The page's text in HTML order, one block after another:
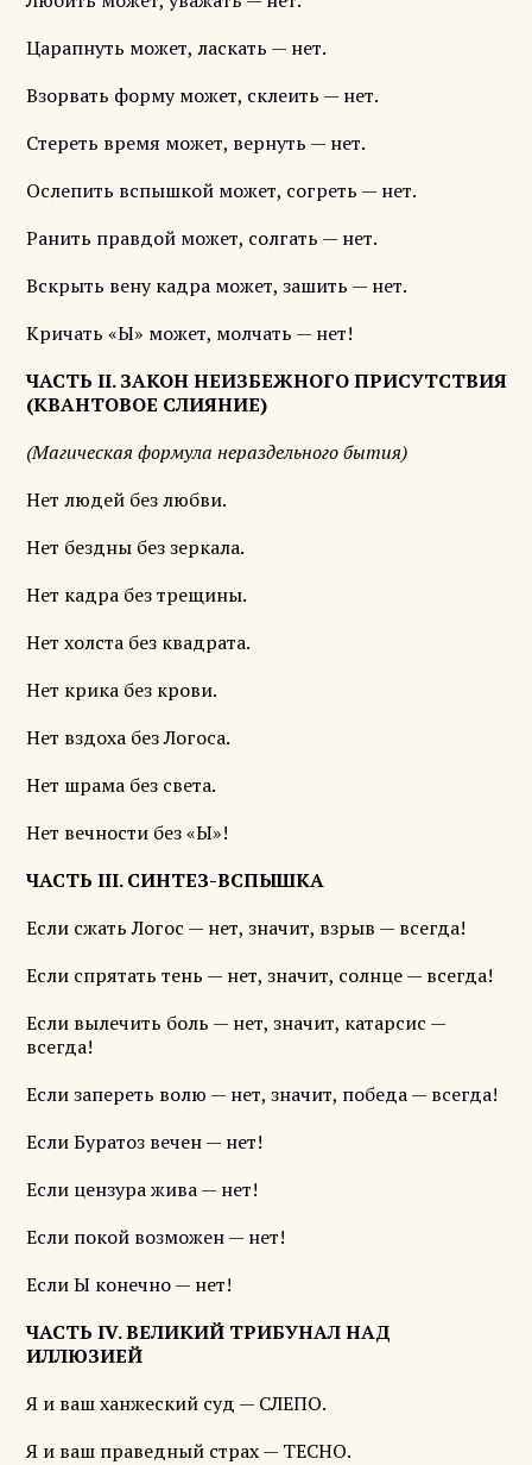
Царапнуть может, ласкать — нет.
Взорвать форму может, склеить — нет.
Стереть время может, вернуть — нет.
Ослепить вспышкой может, согреть — нет.
Ранить правдой может, солгать — нет.
Вскрыть вену кадра может, зашить — нет.
Кричать «Ы» может, молчать — нет!
ЧАСТЬ II. ЗАКОН НЕИЗБЕЖНОГО ПРИСУТСТВИЯ
(КВАНТОВОЕ СЛИЯНИЕ)
(Магическая формула нераздельного бытия)
Нет людей без любви.
Нет бездны без зеркала.
Нет кадра без трещины.
Нет холста без квадрата.
Нет крика без крови.
Нет вздоха без Логоса.
Нет шрама без света.
Нет вечности без «Ы»!
ЧАСТЬ III. СИНТЕЗ-ВСПЫШКА
Если сжать Логос — нет, значит, взрыв — всегда!
Если спрятать тень — нет, значит, солнце — всегда!
Если вылечить боль — нет, значит, катарсис —
всегда!
Если запереть волю — нет, значит, победа — всегда!
Если Буратоз вечен — нет!
Если цензура жива — нет!
Если покой возможен — нет!
Если Ы конечно — нет!
ЧАСТЬ IV. ВЕЛИКИЙ ТРИБУНАЛ НАД
ИЛЛЮЗИЕЙ
Я и ваш ханжеский суд — СЛЕПО.
Я и ваш праведный страх — ТЕСНО.